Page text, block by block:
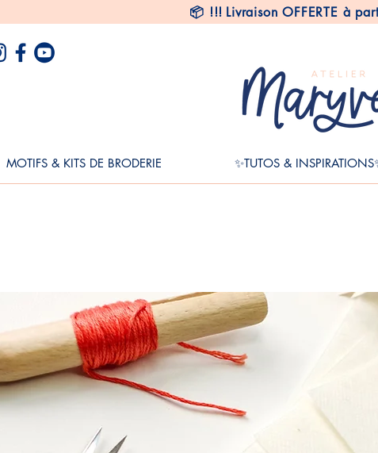
📦 !!! Livraison OFFERTE à
MOTIFS & KITS DE BRODERIE ✨TUTOS &